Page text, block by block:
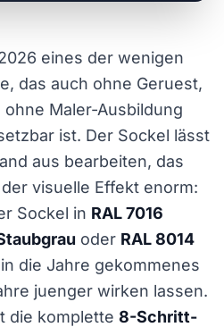
eines der wenigen
das auch ohne Geruest,
Maler-Ausbildung
ist. Der Sockel lässt
aus bearbeiten, das
visuelle Effekt enorm:
Sockel in RAL 7016
oder RAL 8014
die Jahre gekommenes
juenger wirken lassen.
die komplette 8-Schritt-